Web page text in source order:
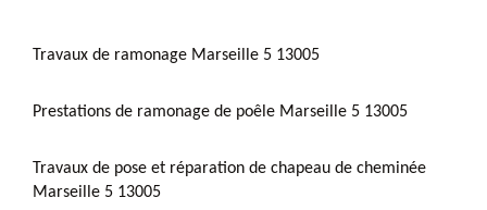
Travaux de ramonage Marseille 5 13005
Prestations de ramonage de poêle Marseille 5 13005
Travaux de pose et réparation de chapeau de cheminée
Marseille 5 13005